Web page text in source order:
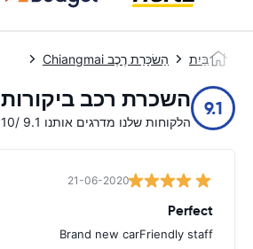
בַּיִת הַשׂכָּרַת רֶכֶב Chiangmai
9.1 השכרת רכב ביקורות
הלקוחות שלנו מדרגים אותנו 9.1 /10 מתוך 12840
21-06-2020
Perfect
Brand new carFriendly staff